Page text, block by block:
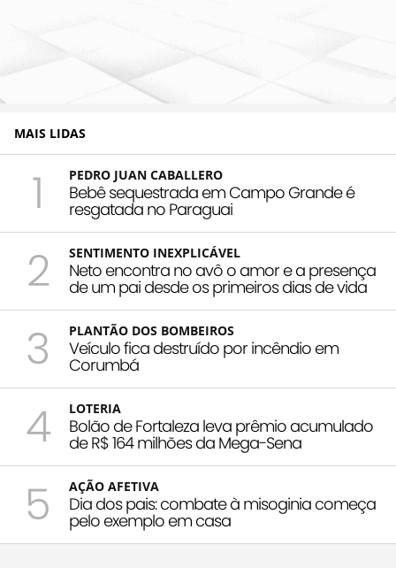
MAIS LIDAS
1 PEDRO JUAN CABALLERO
Bebê sequestrada em Campo Grande é
resgatada no Paraguai
2 SENTIMENTO INEXPLICÁVEL
Neto encontra no avô o amor e a presença
de um pai desde os primeiros dias de vida
3 PLANTÃO DOS BOMBEIROS
Veículo fica destruído por incêndio em
Corumbá
4 LOTERIA
Bolão de Fortaleza leva prêmio acumulado
de R$ 164 milhões da Mega-Sena
5 AÇÃO AFETIVA
Dia dos pais: combate à misoginia começa
pelo exemplo em casa